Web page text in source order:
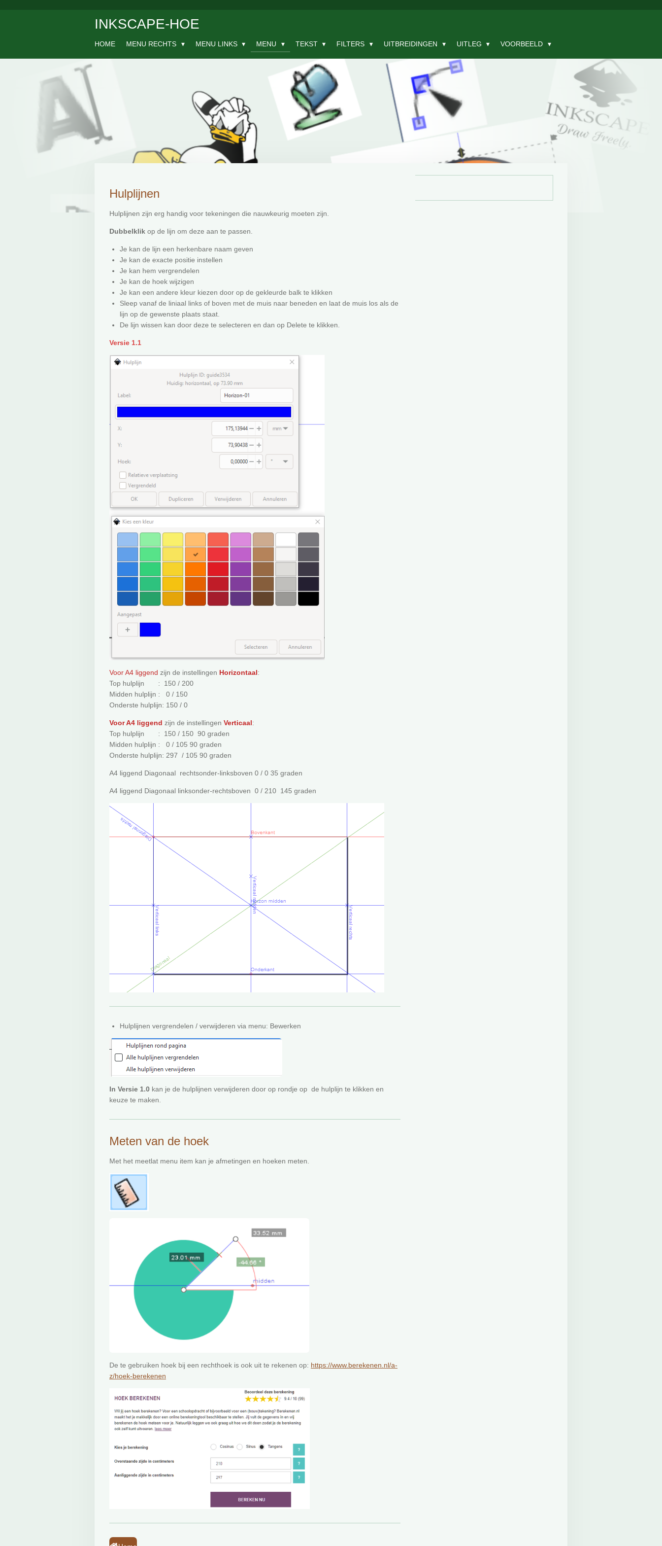
INKSCAPE-HOE
HOME MENU RECHTS MENU LINKS MENU TEKST FILTERS UITBREIDINGEN UITLEG VOORBEELD
Hulplijnen
Hulplijnen zijn erg handig voor tekeningen die nauwkeurig moeten zijn.
Dubbelklik op de lijn om deze aan te passen.
Je kan de lijn een herkenbare naam geven
Je kan de exacte positie instellen
Je kan hem vergrendelen
Je kan de hoek wijzigen
Je kan een andere kleur kiezen door op de gekleurde balk te klikken
Sleep vanaf de liniaal links of boven met de muis naar beneden en laat de muis los als de
lijn op de gewenste plaats staat.
De lijn wissen kan door deze te selecteren en dan op Delete te klikken.
Versie 1.1
Voor A4 liggend zijn de instellingen Horizontaal:
Top hulplijn : 150 / 200
Midden hulplijn : 0 / 150
Onderste hulplijn: 150 / 0
Voor A4 liggend zijn de instellingen Verticaal:
Top hulplijn : 150 / 150 90 graden
Midden hulplijn : 0 / 105 90 graden
Onderste hulplijn: 297 / 105 90 graden
A4 liggend Diagonaal rechtsonder-linksboven 0 / 0 35 graden
A4 liggend Diagonaal linksonder-rechtsboven 0 / 210 145 graden
Hulplijnen vergrendelen / verwijderen via menu: Bewerken
In Versie 1.0 kan je de hulplijnen verwijderen door op rondje op de hulplijn te klikken en
keuze te maken.
Meten van de hoek
Met het meetlat menu item kan je afmetingen en hoeken meten.
De te gebruiken hoek bij een rechthoek is ook uit te rekenen op: https://www.berekenen.nl/a-
z/hoek-berekenen